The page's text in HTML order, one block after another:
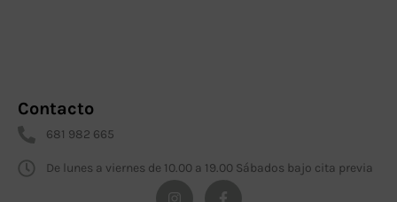
Contacto
681 982 665
De lunes a viernes de 10.00 a 19.00 Sábados bajo cita previa